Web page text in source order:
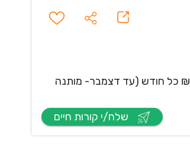
שיחות נכנסות מלקוחות מתעניינים ולידים חמים שכר ממוצע של 15,000 ₪- והטובים מרוויחים הרבה יותר! מענק התמדה על סך 1,500 ₪ כל חודש (עד דצמבר- מותנה